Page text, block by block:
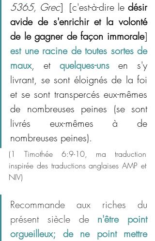
5365, Grec]
  [c'est-à-dire le
désir
avide de s'enrichir et la volonté
de le gagner de façon immorale
est une racine de toutes sortes de
maux, et quelques-uns en s'y
livrant, se sont éloignés de la foi
et se sont transpercés eux-mêmes
de nombreuses peines (se sont
livrés eux-mêmes à de
nombreuses peines).
(1 Timothée 6:9-10, ma traduction
inspirée des traductions anglaises AMP et
NIV)
Recommande aux riches du
présent siècle de n'être point
orgueilleux; de ne point mettre